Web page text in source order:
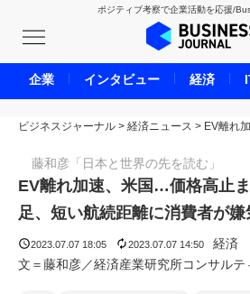
ポジティブ考察で企業活動を応援/
BUSINESS
UNICORN
CARBON CREDITS
IVS JOURNAL
ENERGY
INBOUND
LIFE ENDING
AI JOURNAL
ビジネスジャーナル > 経済ニュース > EV離れ
藤和彦「日本と世界の先を読む」
EV離れ加速、米国…価格高止
足、短い航続距離に消費者が嫌
2023.07.07 18:05 2023.07.07 14:50
経済
文＝藤和彦／経済産業研究所コンサルテ
企業 インタビュー 経済